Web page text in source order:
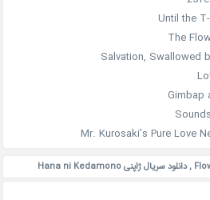
,دانلود سریال ژاپنی Hana ni Kedamono